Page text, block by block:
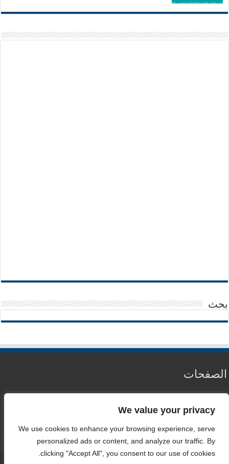
We value your privacy
We use cookies to enhance your browsing experience, serve
personalized ads or content, and analyze our traffic. By
clicking "Accept All", you consent to our use of cookies.
بحث
الصفحات
سياسة الخصوصية
اتصل بنا